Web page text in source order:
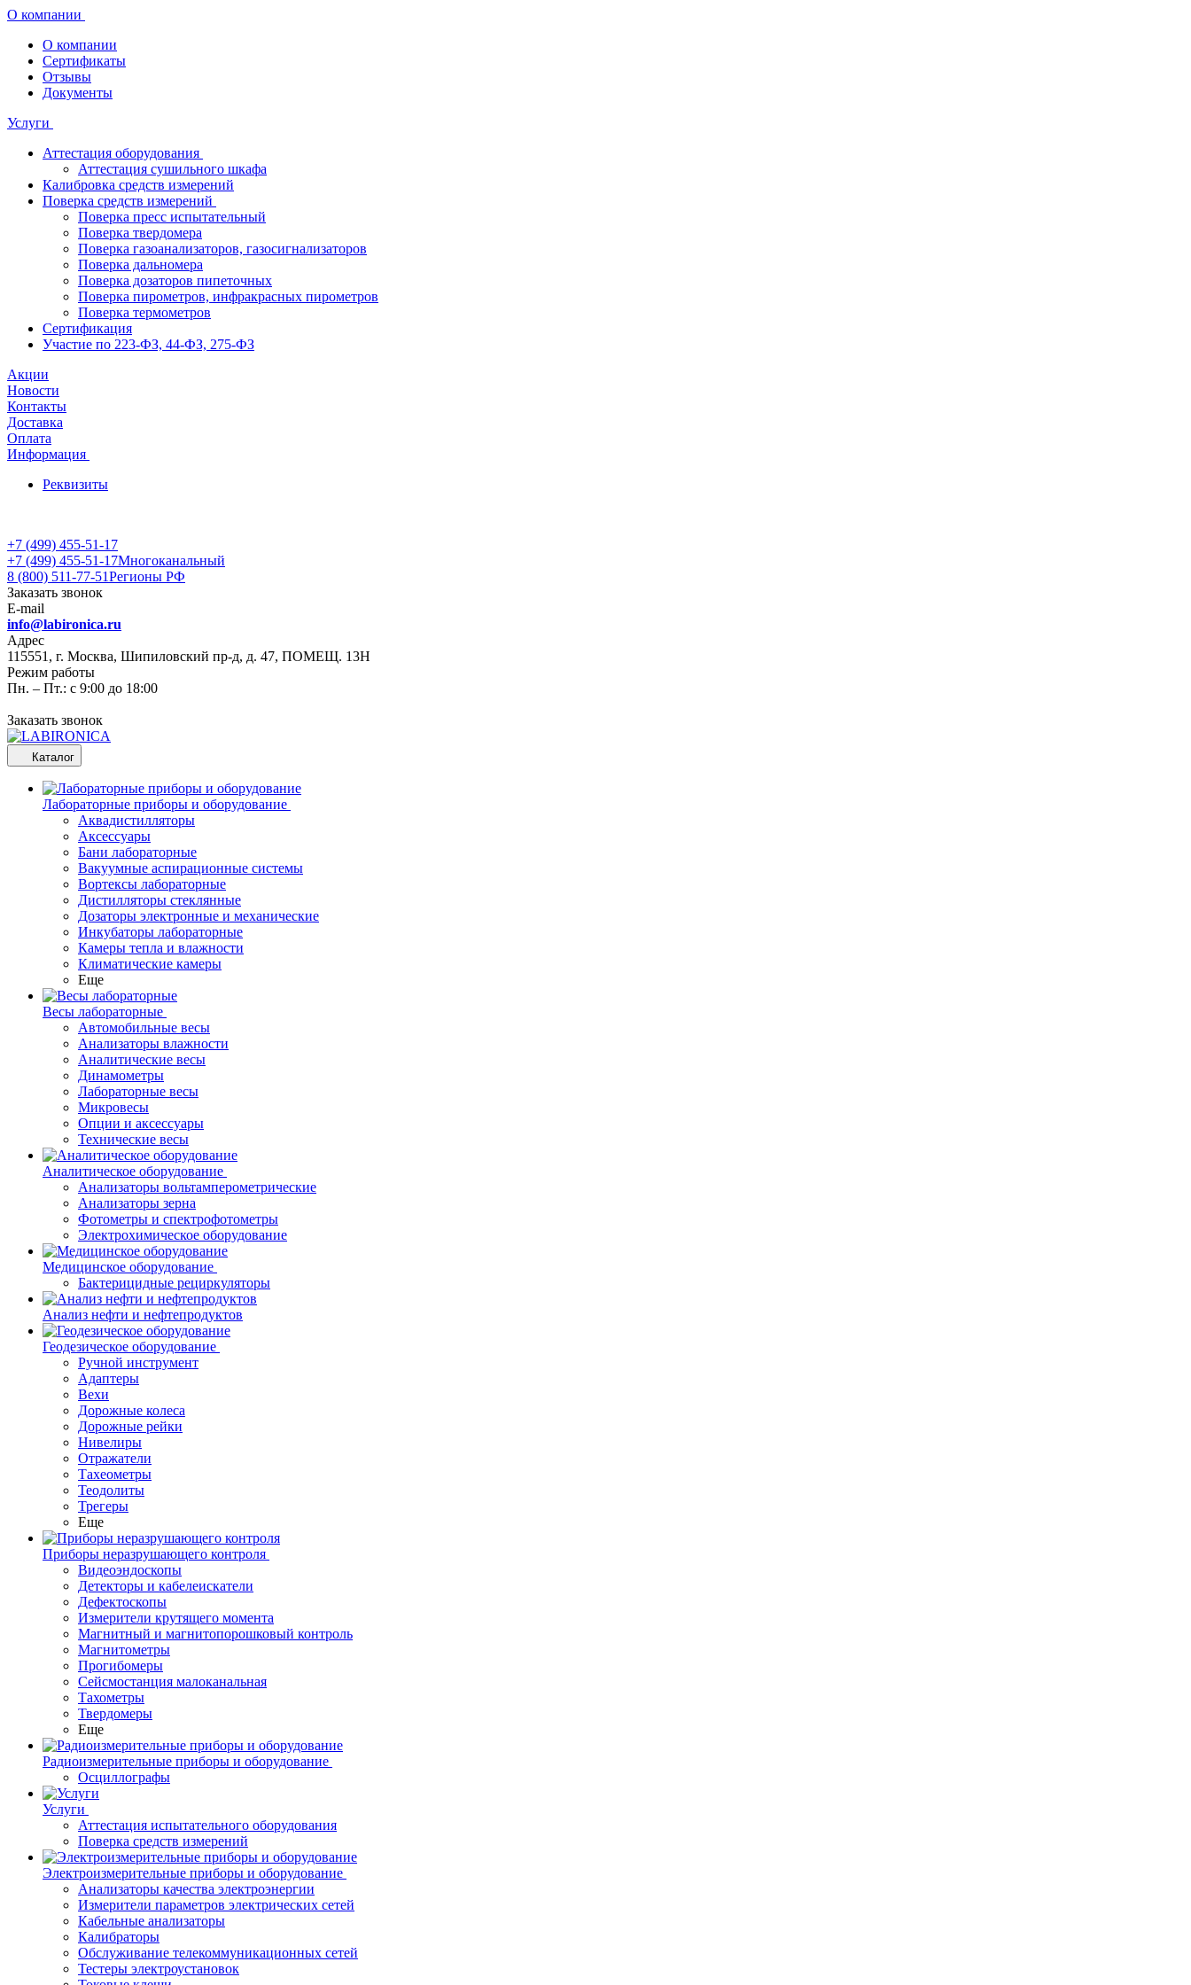
О компании
О компании
Сертификаты
Отзывы
Документы
Услуги
Аттестация оборудования
Аттестация сушильного шкафа
Калибровка средств измерений
Поверка средств измерений
Поверка пресс испытательный
Поверка твердомера
Поверка газоанализаторов, газосигнализаторов
Поверка дальномера
Поверка дозаторов пипеточных
Поверка пирометров, инфракрасных пирометров
Поверка термометров
Сертификация
Участие по 223-ФЗ, 44-ФЗ, 275-ФЗ
Акции
Новости
Контакты
Доставка
Оплата
Информация
Реквизиты
+7 (499) 455-51-17
+7 (499) 455-51-17Многоканальный
8 (800) 511-77-51Регионы РФ
Заказать звонок
E-mail
info@labironica.ru
Адрес
115551, г. Москва, Шипиловский пр-д, д. 47, ПОМЕЩ. 13Н
Режим работы
Пн. – Пт.: с 9:00 до 18:00
Заказать звонок
Каталог
Лабораторные приборы и оборудование
Аквадистилляторы
Аксессуары
Бани лабораторные
Вакуумные аспирационные системы
Вортексы лабораторные
Дистилляторы стеклянные
Дозаторы электронные и механические
Инкубаторы лабораторные
Камеры тепла и влажности
Климатические камеры
Еще
Весы лабораторные
Автомобильные весы
Анализаторы влажности
Аналитические весы
Динамометры
Лабораторные весы
Микровесы
Опции и аксессуары
Технические весы
Аналитическое оборудование
Анализаторы вольтамперометрические
Анализаторы зерна
Фотометры и спектрофотометры
Электрохимическое оборудование
Медицинское оборудование
Бактерицидные рециркуляторы
Анализ нефти и нефтепродуктов
Геодезическое оборудование
Ручной инструмент
Адаптеры
Вехи
Дорожные колеса
Дорожные рейки
Нивелиры
Отражатели
Тахеометры
Теодолиты
Трегеры
Еще
Приборы неразрушающего контроля
Видеоэндоскопы
Детекторы и кабелеискатели
Дефектоскопы
Измерители крутящего момента
Магнитный и магнитопорошковый контроль
Магнитометры
Прогибомеры
Сейсмостанция малоканальная
Тахометры
Твердомеры
Еще
Радиоизмерительные приборы и оборудование
Осциллографы
Услуги
Аттестация испытательного оборудования
Поверка средств измерений
Электроизмерительные приборы и оборудование
Анализаторы качества электроэнергии
Измерители параметров электрических сетей
Кабельные анализаторы
Калибраторы
Обслуживание телекоммуникационных сетей
Тестеры электроустановок